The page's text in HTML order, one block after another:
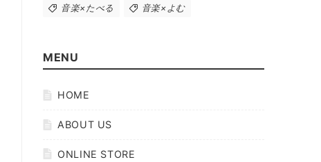
音楽×たべる 音楽×よむ
MENU
HOME
ABOUT US
ONLINE STORE